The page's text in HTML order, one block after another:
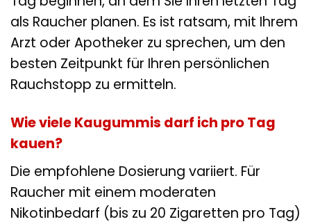
als Raucher planen. Es ist ratsam, mit Ihrem
Arzt oder Apotheker zu sprechen, um den
besten Zeitpunkt für Ihren persönlichen
Rauchstopp zu ermitteln.
Wie viele Kaugummis darf ich pro Tag
kauen?
Die empfohlene Dosierung variiert. Für
Raucher mit einem moderaten
Nikotinbedarf (bis zu 20 Zigaretten pro Tag)